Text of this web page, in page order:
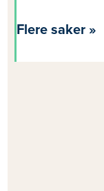
Flere saker »